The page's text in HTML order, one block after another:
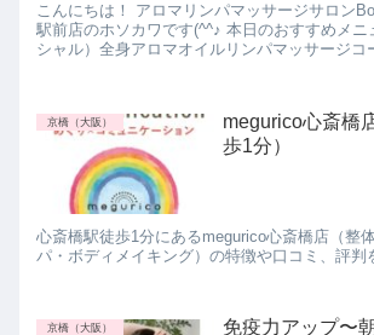
こんにちは！ アロマリンパマッサージサロン
駅前店のホソカワです(^^♪ 本日のおすすめメ
シャル）全身アロマオイルリンパマッサージコ
京橋（大阪）
megurico心斎橋
歩1分）
心斎橋駅徒歩1分にあるmegurico心斎橋店（整
パ・ボディメイキング）の特徴や口コミ、評判
京橋（大阪） 免疫力アップ〜